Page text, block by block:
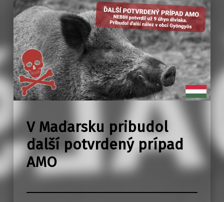
V Maďarsku pribudol
ďalší potvrdený prípad
AMO